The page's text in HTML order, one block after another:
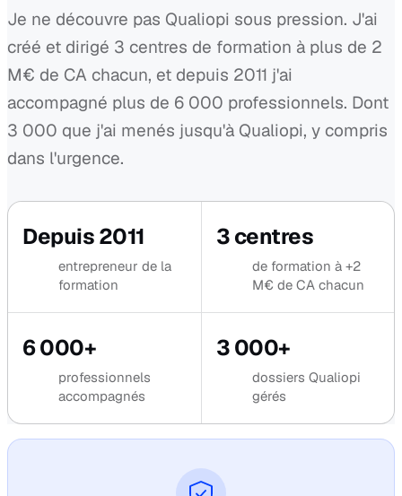
Je ne découvre pas Qualiopi sous pression. J'ai
créé et dirigé 3 centres de formation à plus de 2
M€ de CA chacun, et depuis 2011 j'ai
accompagné plus de 6 000 professionnels. Dont
3 000 que j'ai menés jusqu'à Qualiopi, y compris
dans l'urgence.
Depuis 2011
entrepreneur de la
formation
3 centres
de formation à +2
M€ de CA chacun
6 000+
professionnels
accompagnés
3 000+
dossiers Qualiopi
gérés